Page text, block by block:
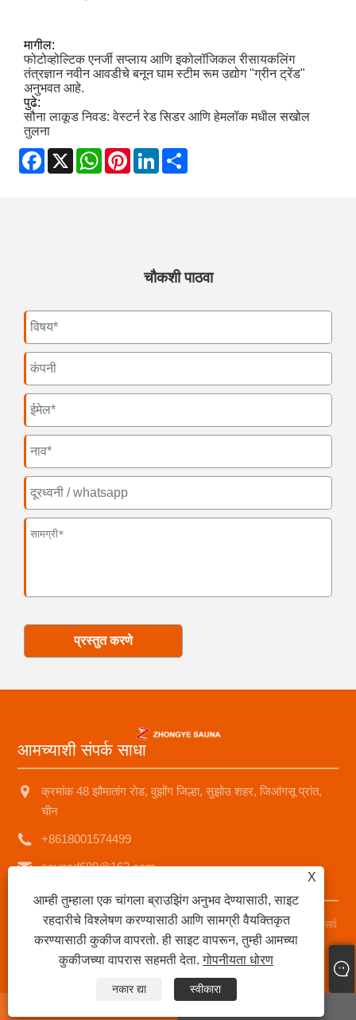
मागील:
फोटोव्होल्टिक एनर्जी सप्लाय आणि इकोलॉजिकल रीसायकलिंग
तंत्रज्ञान नवीन आवडीचे बनून घाम स्टीम रूम उद्योग "ग्रीन ट्रेंड"
अनुभवत आहे.
पुढे:
सौना लाकूड निवड: वेस्टर्न रेड सिडर आणि हेमलॉक मधील सखोल
तुलना
Facebook
X WhatsApp
PinterestLinkedIn
चौकशी पाठवा
प्रस्तुत करणे
आमच्याशी संपर्क साधा
क्रमांक 48 झौमातांग रोड, वुझोंग जिल्हा, सुझोउ शहर, जिआंगसू प्रांत,
चीन
+8618001574499
saunad688@163.com
कॉपीराइट © 2025 Suzhou Zhongye Sauna Equipment Co., Ltd सर्व
हक्क राखीव.
Links|Sitemap|RSS|XML|गोपनीयता धोरण
X
आम्ही तुम्हाला एक चांगला ब्राउझिंग अनुभव देण्यासाठी, साइट
रहदारीचे विश्लेषण करण्यासाठी आणि सामग्री वैयक्तिकृत
करण्यासाठी कुकीज वापरतो. ही साइट वापरून, तुम्ही आमच्या
कुकीजच्या वापरास सहमती देता.गोपनीयता धोरण
नकार द्या स्वीकारा